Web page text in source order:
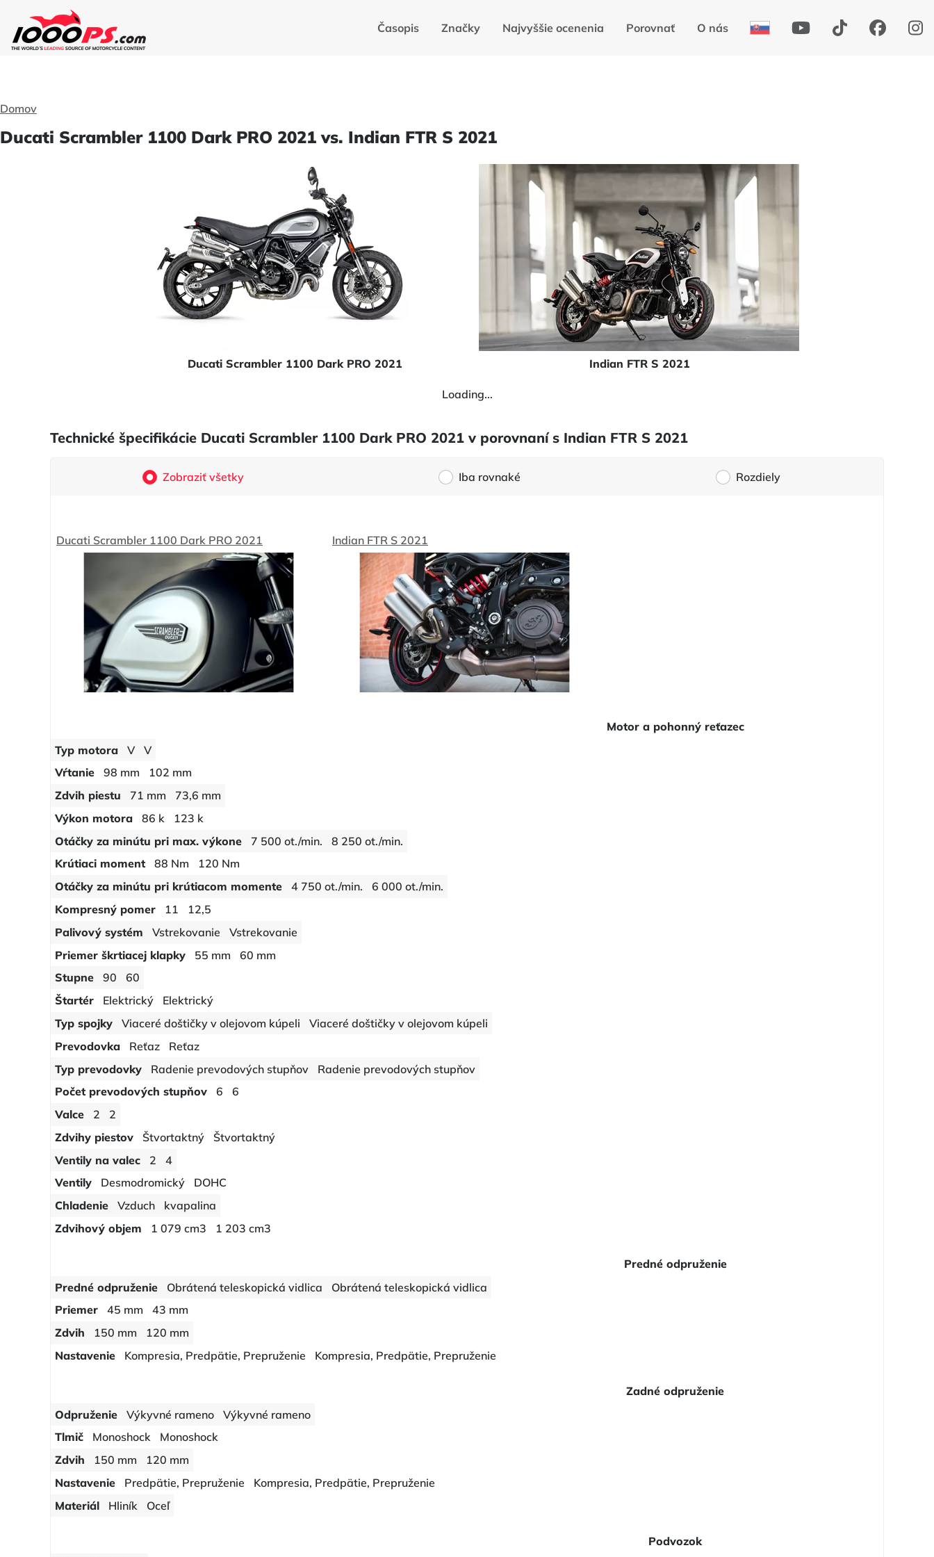
Časopis Značky Najvyššie ocenenia Porovnať O nás
Domov
Ducati Scrambler 1100 Dark PRO 2021 vs. Indian FTR S 2021
Ducati Scrambler 1100 Dark PRO 2021 Indian FTR S 2021
Loading...
Technické špecifikácie Ducati Scrambler 1100 Dark PRO 2021 v porovnaní s Indian FTR S 2021
Zobraziť všetky Iba rovnaké Rozdiely
Ducati Scrambler 1100 Dark PRO 2021 Indian FTR S 2021
Motor a pohonný reťazec
Typ motora
V
V
Vŕtanie
98 mm
102 mm
Zdvih piestu
71 mm
73,6 mm
Výkon motora
86 k
123 k
Otáčky za minútu pri max. výkone
7 500 ot./min.
8 250 ot./min.
Krútiaci moment
88 Nm
120 Nm
Otáčky za minútu pri krútiacom momente
4 750 ot./min.
6 000 ot./min.
Kompresný pomer
11
12,5
Palivový systém
Vstrekovanie
Vstrekovanie
Priemer škrtiacej klapky
55 mm
60 mm
Stupne
90
60
Štartér
Elektrický
Elektrický
Typ spojky
Viaceré doštičky v olejovom kúpeli
Viaceré doštičky v olejovom kúpeli
Prevodovka
Reťaz
Reťaz
Typ prevodovky
Radenie prevodových stupňov
Radenie prevodových stupňov
Počet prevodových stupňov
6
6
Valce
2
2
Zdvihy piestov
Štvortaktný
Štvortaktný
Ventily na valec
2
4
Ventily
Desmodromický
DOHC
Chladenie
Vzduch
kvapalina
Zdvihový objem
1 079 cm3 1 203 cm3
Predné odpruženie
Predné odpruženie
Obrátená teleskopická vidlica
Obrátená teleskopická vidlica
Priemer
45 mm
43 mm
Zdvih
150 mm
120 mm
Nastavenie
Kompresia, Predpätie, Prepruženie Kompresia, Predpätie, Prepruženie
Zadné odpruženie
Odpruženie
Výkyvné rameno
Výkyvné rameno
Tlmič
Monoshock
Monoshock
Zdvih
150 mm
120 mm
Nastavenie
Predpätie, Prepruženie
Kompresia, Predpätie, Prepruženie
Materiál
Hliník Oceľ
Podvozok